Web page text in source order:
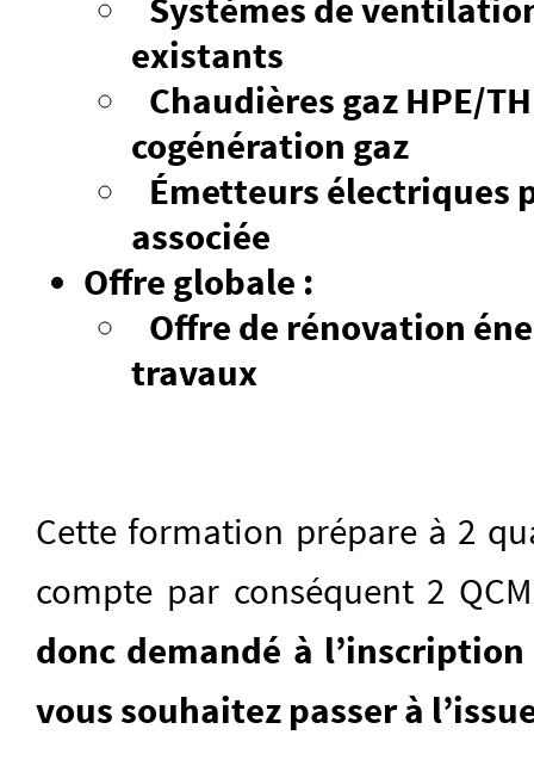
Systèmes de
existants
Chaudières gaz HPE/
cogénération gaz
Émetteurs électriques
associée
Offre globale :
Offre de rénovation
travaux
Cette formation prépare à 2
compte par conséquent 2
donc demandé à
vous souhaitez passer à